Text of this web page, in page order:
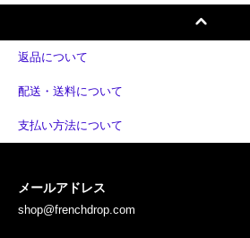
返品について
配送・送料について
支払い方法について
メールアドレス
shop@frenchdrop.com